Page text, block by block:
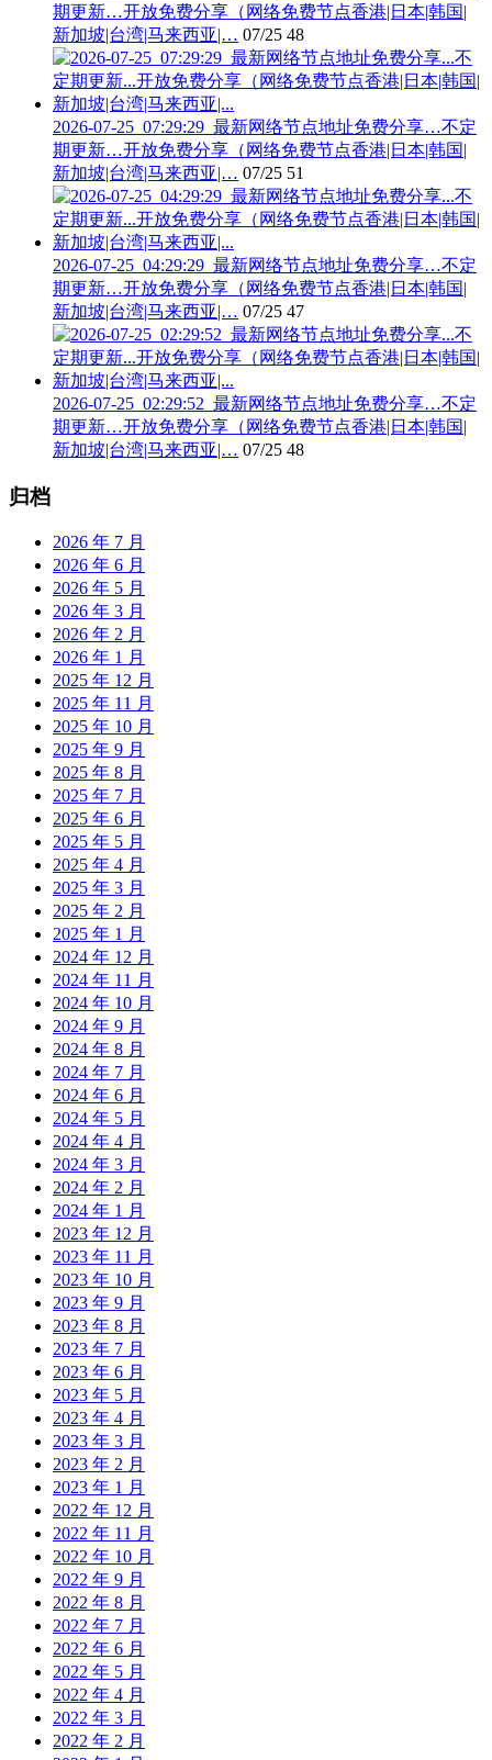
期更新…开放免费分享（网络免费节点香港|日本|韩国|
新加坡|台湾|马来西亚|… 07/25 48
2026-07-25_07:29:29_最新网络节点地址免费分享…不定
期更新…开放免费分享（网络免费节点香港|日本|韩国|
新加坡|台湾|马来西亚|… 07/25 51
2026-07-25_04:29:29_最新网络节点地址免费分享…不定
期更新…开放免费分享（网络免费节点香港|日本|韩国|
新加坡|台湾|马来西亚|… 07/25 47
2026-07-25_02:29:52_最新网络节点地址免费分享…不定
期更新…开放免费分享（网络免费节点香港|日本|韩国|
新加坡|台湾|马来西亚|… 07/25 48
归档
2026 年 7 月
2026 年 6 月
2026 年 5 月
2026 年 3 月
2026 年 2 月
2026 年 1 月
2025 年 12 月
2025 年 11 月
2025 年 10 月
2025 年 9 月
2025 年 8 月
2025 年 7 月
2025 年 6 月
2025 年 5 月
2025 年 4 月
2025 年 3 月
2025 年 2 月
2025 年 1 月
2024 年 12 月
2024 年 11 月
2024 年 10 月
2024 年 9 月
2024 年 8 月
2024 年 7 月
2024 年 6 月
2024 年 5 月
2024 年 4 月
2024 年 3 月
2024 年 2 月
2024 年 1 月
2023 年 12 月
2023 年 11 月
2023 年 10 月
2023 年 9 月
2023 年 8 月
2023 年 7 月
2023 年 6 月
2023 年 5 月
2023 年 4 月
2023 年 3 月
2023 年 2 月
2023 年 1 月
2022 年 12 月
2022 年 11 月
2022 年 10 月
2022 年 9 月
2022 年 8 月
2022 年 7 月
2022 年 6 月
2022 年 5 月
2022 年 4 月
2022 年 3 月
2022 年 2 月